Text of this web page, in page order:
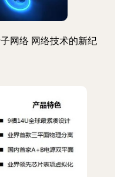
网络 网络技术的新纪